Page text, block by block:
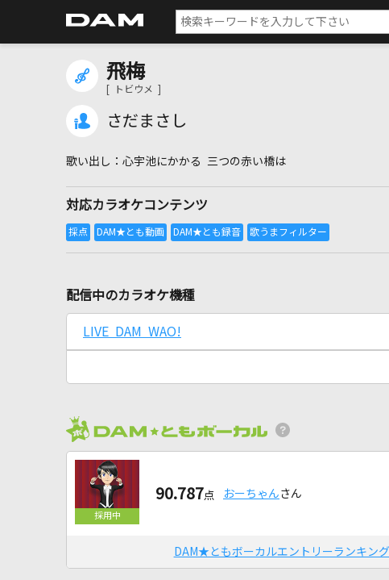
飛梅
[ トビウメ ]
さだまさし
心宇池にかかる 三つの赤い橋は
対応カラオケコンテンツ
配信中のカラオケ機種
LIVE DAM WAO!
90.787点 おーちゃん さん
DAM★ともボーカルエントリーランキング